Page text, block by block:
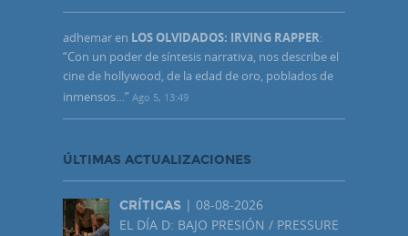
adhemar en LOS OLVIDADOS: IRVING RAPPER:
“Con un poder de síntesis narrativa, nos describe el
cine de hollywood, de la edad de oro, poblados de
inmensos…” Ago 5, 13:49
ÚLTIMAS ACTUALIZACIONES
CRÍTICAS | 08-08-2026
EL DÍA D: BAJO PRESIÓN / PRESSURE